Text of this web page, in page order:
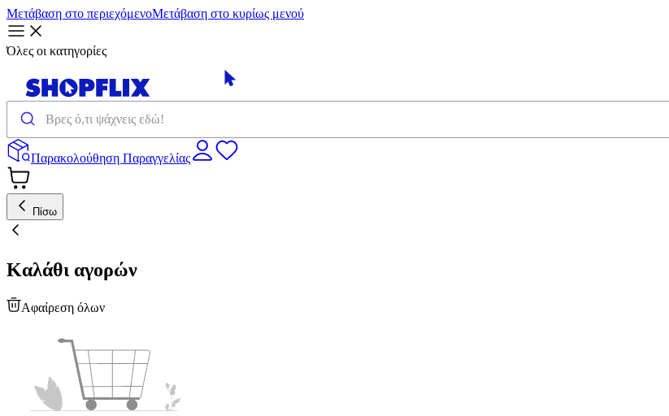
Μετάβαση στο περιεχόμενοΜετάβαση στο κυρίως μενού
Όλες οι κατηγορίες
Παρακολούθηση Παραγγελίας
Πίσω
Καλάθι αγορών
Αφαίρεση όλων